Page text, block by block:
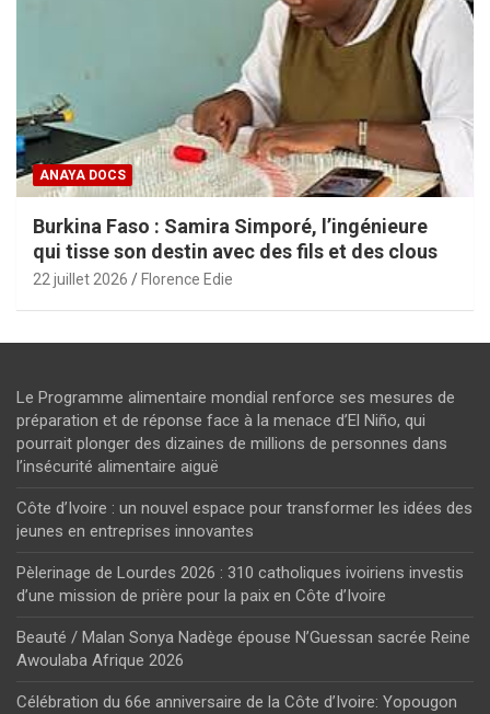
ANAYA DOCS
Burkina Faso : Samira Simporé, l’ingénieure
qui tisse son destin avec des fils et des clous
22 juillet 2026 Florence Edie
Le Programme alimentaire mondial renforce ses mesures de
préparation et de réponse face à la menace d’El Niño, qui
pourrait plonger des dizaines de millions de personnes dans
l’insécurité alimentaire aiguë
Côte d’Ivoire : un nouvel espace pour transformer les idées des
jeunes en entreprises innovantes
Pèlerinage de Lourdes 2026 : 310 catholiques ivoiriens investis
d’une mission de prière pour la paix en Côte d’Ivoire
Beauté / Malan Sonya Nadège épouse N’Guessan sacrée Reine
Awoulaba Afrique 2026
Célébration du 66e anniversaire de la Côte d’Ivoire: Yopougon